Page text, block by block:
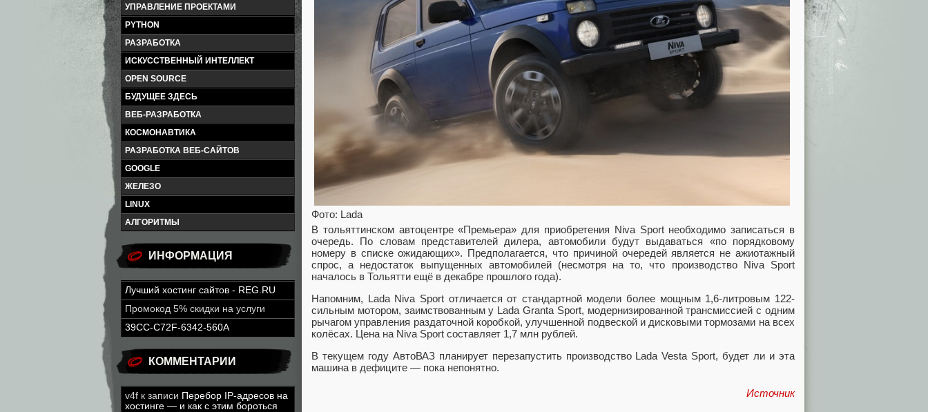
УПРАВЛЕНИЕ ПРОЕКТАМИ
PYTHON
РАЗРАБОТКА
ИСКУССТВЕННЫЙ ИНТЕЛЛЕКТ
OPEN SOURCE
БУДУЩЕЕ ЗДЕСЬ
ВЕБ-РАЗРАБОТКА
КОСМОНАВТИКА
РАЗРАБОТКА ВЕБ-САЙТОВ
GOOGLE
ЖЕЛЕЗО
LINUX
АЛГОРИТМЫ
ИНФОРМАЦИЯ
Лучший хостинг сайтов - REG.RU
Промокод 5% скидки на услуги
39CC-C72F-6342-560A
КОММЕНТАРИИ
v4f к записи Перебор IP-адресов на
хостинге — и как с этим бороться
Фото: Lada
В тольяттинском автоцентре «Премьера» для приобретения Niva Sport необходимо записаться в
очередь. По словам представителей дилера, автомобили будут выдаваться «по порядковому
номеру в списке ожидающих». Предполагается, что причиной очередей является не ажиотажный
спрос, а недостаток выпущенных автомобилей (несмотря на то, что производство Niva Sport
началось в Тольятти ещё в декабре прошлого года).
Напомним, Lada Niva Sport отличается от стандартной модели более мощным 1,6-литровым 122-
сильным мотором, заимствованным у Lada Granta Sport, модернизированной трансмиссией с одним
рычагом управления раздаточной коробкой, улучшенной подвеской и дисковыми тормозами на всех
колёсах. Цена на Niva Sport составляет 1,7 млн рублей.
В текущем году АвтоВАЗ планирует перезапустить производство Lada Vesta Sport, будет ли и эта
машина в дефиците — пока непонятно.
Источник